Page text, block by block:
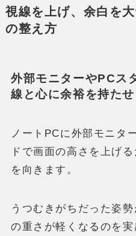
視線を上げ、余白を
の整え方
外部モニターやPCス
線と心に余裕を持た
ノートPCに外部モニタ
ドで画面の高さを上げ
を向きます。
うつむきがちだった姿
の重さが軽くなるのを実